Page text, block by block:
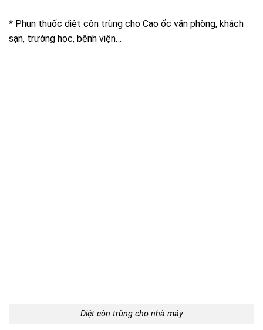
* Phun thuốc diệt côn trùng cho Cao ốc văn phòng, khách
sạn, trường học, bệnh viện…
Diệt côn trùng cho nhà máy